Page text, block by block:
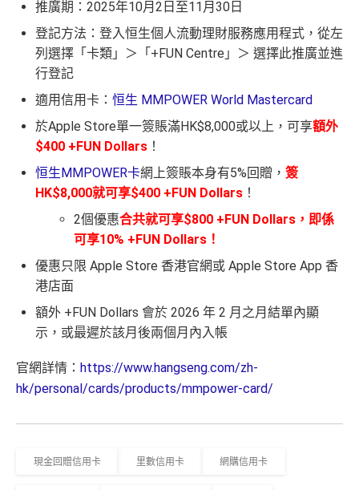
推廣期：2025年10月2日至11月30日
登記方法：登入恒生個人流動理財服務應用程式，從左
列選擇「卡類」＞「+FUN Centre」＞ 選擇此推廣並進
行登記
適用信用卡： 恒生 MMPOWER World Mastercard
於Apple Store單一簽賬滿HK$8,000或以上，可享額外
$400 +FUN Dollars ！
恒生MMPOWER卡網上簽賬本身有5%回贈， 簽
HK$8,000就可享$400 +FUN Dollars ！
2個優惠合共就可享$800 +FUN Dollars，即係
可享10% +FUN Dollars！
優惠只限 Apple Store 香港官網或 Apple Store App 香
港店面
額外 +FUN Dollars 會於 2026 年 2 月之月結單內顯
示，或最遲於該月後兩個月內入帳
官網詳情： https://www.hangseng.com/zh-
hk/personal/cards/products/mmpower-card/
現金回贈信用卡 里數信用卡 網購信用卡